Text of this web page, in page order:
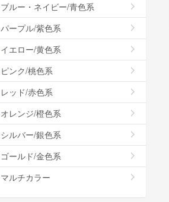
ブルー・ネイビー/青色系
パープル/紫色系
イエロー/黄色系
ピンク/桃色系
レッド/赤色系
オレンジ/橙色系
シルバー/銀色系
ゴールド/金色系
マルチカラー